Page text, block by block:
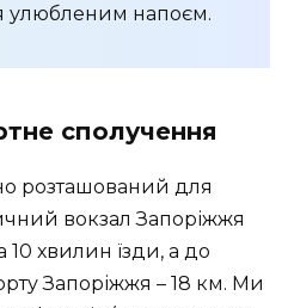
улюбленим напоєм.
сполучення
розташований для
вокзал Запоріжжя
10 хвилин їзди, а до
Запоріжжя – 18 км. Ми